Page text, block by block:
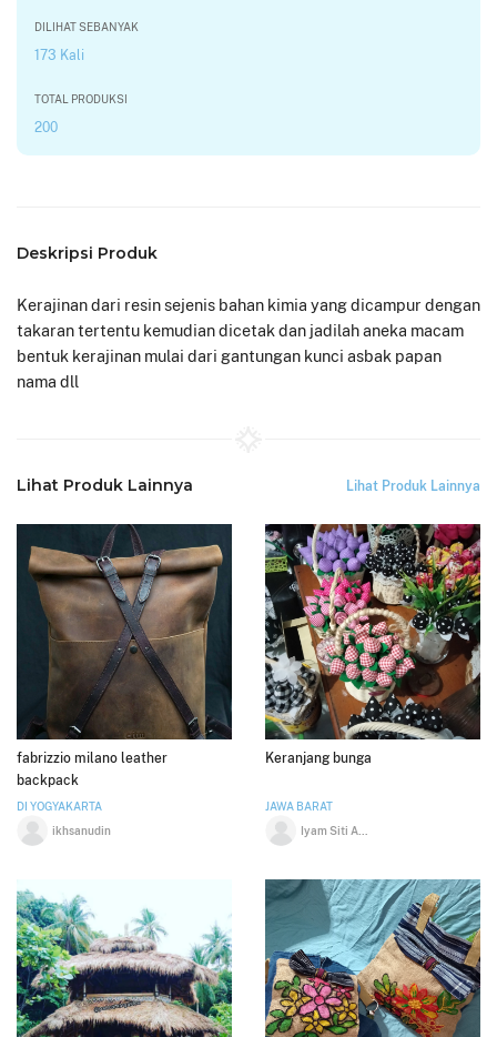
DILIHAT SEBANYAK
173 Kali
TOTAL PRODUKSI
200
Deskripsi Produk
Kerajinan dari resin sejenis bahan kimia yang dicampur dengan
takaran tertentu kemudian dicetak dan jadilah aneka macam
bentuk kerajinan mulai dari gantungan kunci asbak papan
nama dll
Lihat Produk Lainnya Lihat Produk Lainnya
fabrizzio milano leather
backpack
DI YOGYAKARTA
ikhsanudin
Keranjang bunga
JAWA BARAT